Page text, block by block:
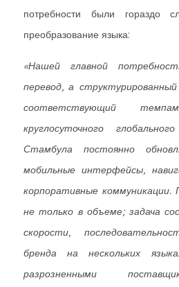
потребности были гораздо
преобразование языка:
«Нашей главной
перевод, а структурированный
соответствующий
круглосуточного
Стамбула постоянно
мобильные интерфейсы,
корпоративные коммуникации.
не только в объеме; задача
скорости,
бренда на нескольких
разрозненными